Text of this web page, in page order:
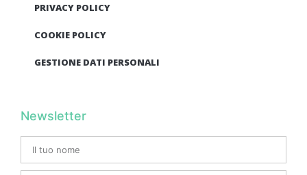
PRIVACY POLICY
COOKIE POLICY
GESTIONE DATI PERSONALI
Newsletter